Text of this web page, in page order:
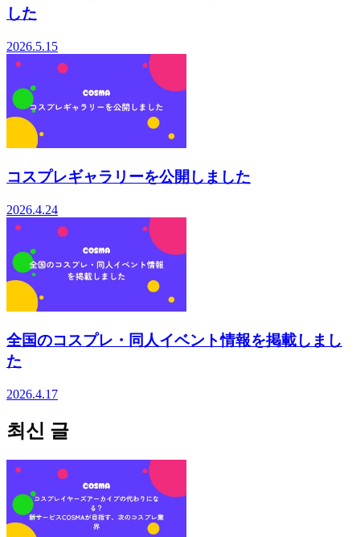
した
2026.5.15
コスプレギャラリーを公開しました
2026.4.24
全国のコスプレ・同人イベント情報を掲載しまし
た
2026.4.17
최신 글